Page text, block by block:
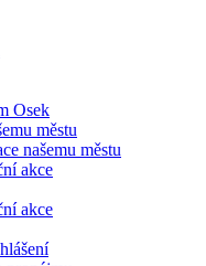
Osek
městu
našemu městu
akce
akce